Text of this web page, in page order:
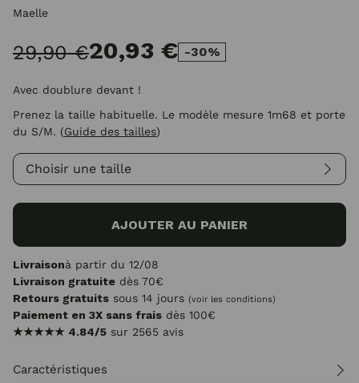
Maelle
29,90 €20,93 € -30%
Avec doublure devant !
Prenez la taille habituelle. Le modèle mesure 1m68 et porte
du S/M. (Guide des tailles)
Choisir une taille
AJOUTER AU PANIER
Livraisonà partir du 12/08
Livraison gratuite dès 70€
Retours gratuits sous 14 jours (voir les conditions)
Paiement en 3X sans frais dès 100€
★★★★★ 4.84/5 sur 2565 avis
Caractéristiques